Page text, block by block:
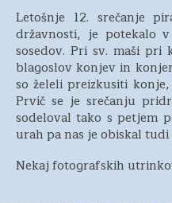
Letošnje 12. srečanje
državnosti, je potekalo
sosedov. Pri sv. maši
blagoslov konjev in
so želeli preizkusiti
Prvič se je srečanju
sodeloval tako s petjem
urah pa nas je obiskal
Nekaj fotografskih